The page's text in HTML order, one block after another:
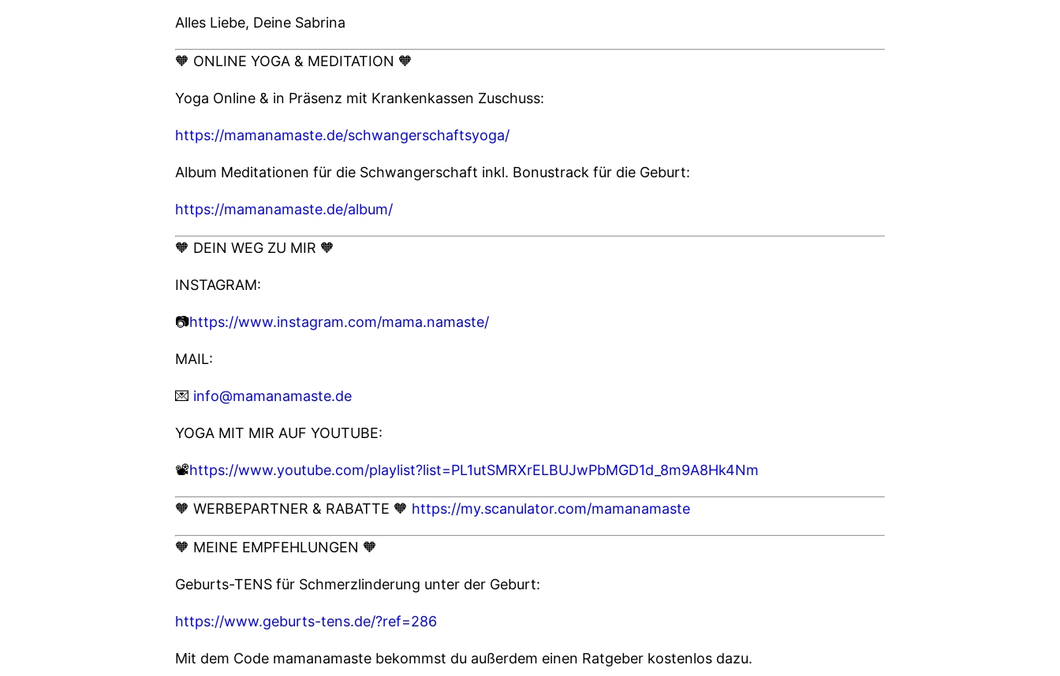
Alles Liebe, Deine Sabrina
🧡 ONLINE YOGA & MEDITATION 🧡
Yoga Online & in Präsenz mit Krankenkassen Zuschuss:
https://mamanamaste.de/schwangerschaftsyoga/
Album Meditationen für die Schwangerschaft inkl. Bonustrack für die Geburt:
https://mamanamaste.de/album/
🧡 DEIN WEG ZU MIR 🧡
INSTAGRAM:
📷https://www.instagram.com/mama.namaste/
MAIL:
💌 info@mamanamaste.de
YOGA MIT MIR AUF YOUTUBE:
📽️https://www.youtube.com/playlist?list=PL1utSMRXrELBUJwPbMGD1d_8m9A8Hk4Nm
🧡 WERBEPARTNER & RABATTE 🧡 https://my.scanulator.com/mamanamaste
🧡 MEINE EMPFEHLUNGEN 🧡
Geburts-TENS für Schmerzlinderung unter der Geburt:
https://www.geburts-tens.de/?ref=286
Mit dem Code mamanamaste bekommst du außerdem einen Ratgeber kostenlos dazu.